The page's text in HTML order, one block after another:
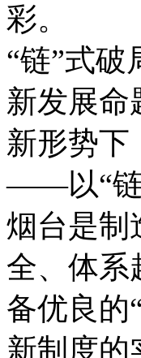
彩。
“链”式破
新发展命
新形势下
——以“链
烟台是制
全、体系
备优良的
新制度的